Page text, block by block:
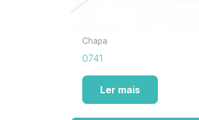
Chapa
0741
Ler mais